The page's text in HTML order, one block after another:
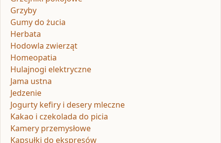
Grzyby
Gumy do żucia
Herbata
Hodowla zwierząt
Homeopatia
Hulajnogi elektryczne
Jama ustna
Jedzenie
Jogurty kefiry i desery mleczne
Kakao i czekolada do picia
Kamery przemysłowe
Kapsułki do ekspresów